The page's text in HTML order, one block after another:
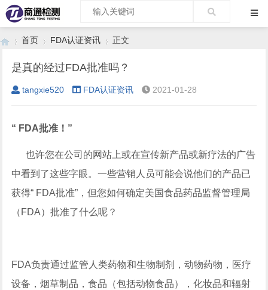
›
首页
›
FDA认证资讯
›
正文
是真的经过FDA批准吗？
tangxie520 FDA认证资讯 2021-01-28
“ FDA批准！”
也许您在公司的网站上或在宣传新产品或新疗法的广告
中看到了这些字眼。一些营销人员可能会说他们的产品已
获得“ FDA批准”，但您如何确定美国食品药品监督管理局
（FDA）批准了什么呢？
FDA负责通过监管人类药物和生物制剂，动物药物，医疗
设备，烟草制品，食品（包括动物食品），化妆品和辐射